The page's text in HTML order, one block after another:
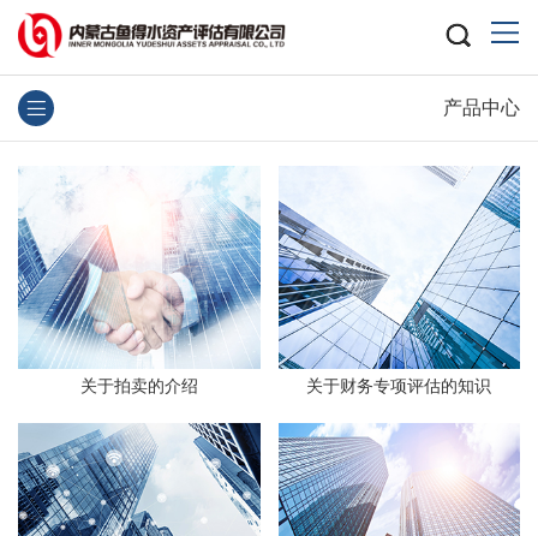
产品中心
关于拍卖的介绍 关于财务专项评估的知识